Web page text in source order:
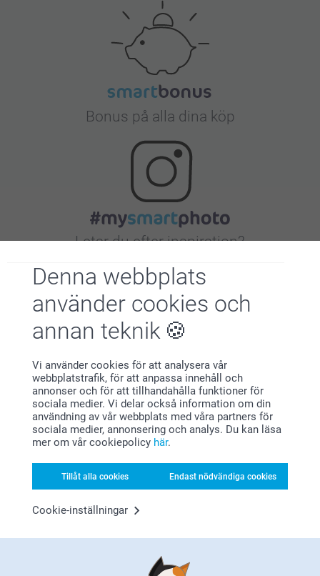
Denna webbplats
använder cookies och
annan teknik
Vi använder cookies för att analysera vår
webbplatstrafik, för att anpassa innehåll och
annonser och för att tillhandahålla funktioner för
sociala medier. Vi delar också information om din
användning av vår webbplats med våra partners för
sociala medier, annonsering och analys. Du kan läsa
mer om vår cookiepolicy här.
Tillåt alla cookies Endast nödvändiga cookies
Cookie-inställningar
Bonus på alla dina köp
Letar du efter inspiration?
Förstklassig kundservice
Registrera dig till vårt nyhetsbrev
Ange din e-postadress här